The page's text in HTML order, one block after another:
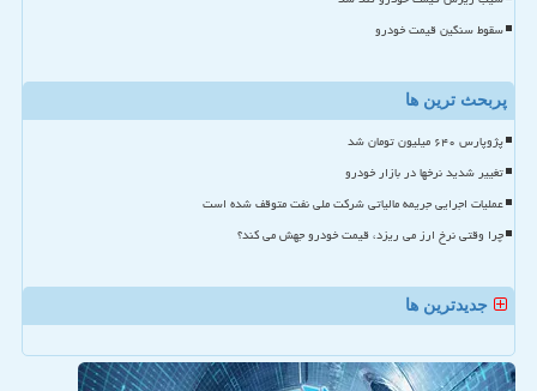
سقوط سنگین قیمت خودرو
پربحث ترین ها
پژوپارس ۶۴۰ میلیون تومان شد
تغییر شدید نرخها در بازار خودرو
عملیات اجرایی جریمه مالیاتی شرکت ملی نفت متوقف شده است
چرا وقتی نرخ ارز می ریزد، قیمت خودرو جهش می کند؟
جدیدترین ها